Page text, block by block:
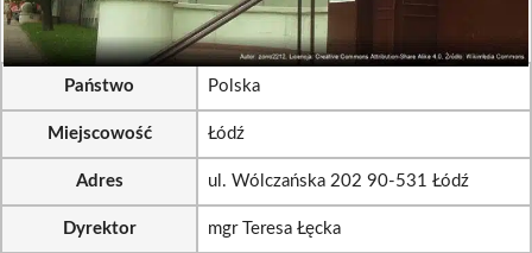
Państwo Polska
Miejscowość Łódź
Adres ul. Wólczańska 202 90-531 Łódź
Dyrektor mgr Teresa Łęcka